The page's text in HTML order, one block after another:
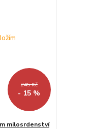
245 Kč
- 15 %
milosrdenství